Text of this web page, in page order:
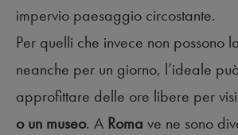
impervio paesaggio circostante.
Per quelli che invece non possono
neanche per un giorno, l’ideale
approfittare delle ore libere per
o un museo. A Roma ve ne sono